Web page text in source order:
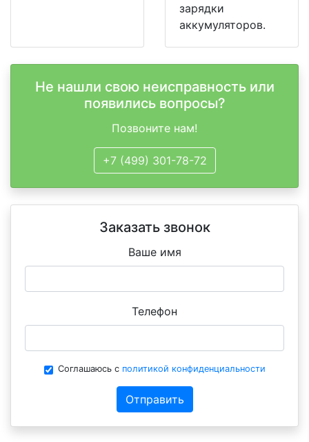
зарядки
аккумуляторов.
Не нашли свою неисправность или
появились вопросы?
Позвоните нам!
+7 (499) 301-78-72
Заказать звонок
Ваше имя
Телефон
Соглашаюсь с политикой конфиденциальности
Отправить